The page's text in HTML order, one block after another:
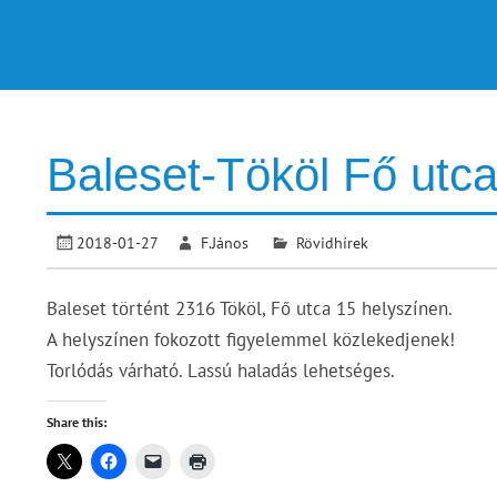
Baleset-Tököl Fő utca
2018-01-27 F.János Rövidhírek
Baleset történt 2316 Tököl, Fő utca 15 helyszínen.
A helyszínen fokozott figyelemmel közlekedjenek!
Torlódás várható. Lassú haladás lehetséges.
Share this: